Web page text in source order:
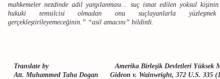
mahkemeler nezdinde adil yargılanması... suç isnat edilen yoksul
hukuki temsilcisi olmadan onu suçlayanlarla
gerçekleştirileyemeceğinin.” “asil amacını” bildirdi.
Translate by Amerika Birleşik Devletleri Yüksek
Att. Muhammed Taha Dogan Gideon v. Wainwright, 372 U.S. 335